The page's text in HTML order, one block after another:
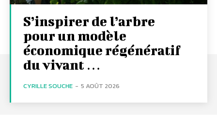
S’inspirer de l’arbre
pour un modèle
économique régénératif
du vivant …
CYRILLE SOUCHE - 5 AOÛT 2026